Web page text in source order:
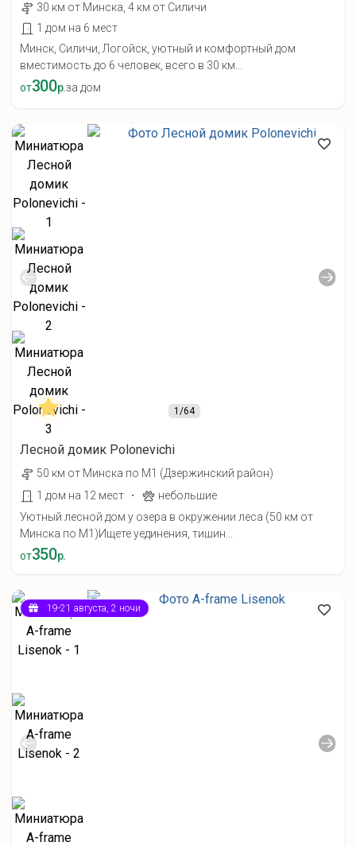
30 км от Минска, 4 км от Силичи
1 дом на 6 мест
Минск, Силичи, Логойск, уютный и комфортный дом
вместимость до 6 человек, всего в 30 км...
от300р.за дом
1/64
Лесной домик Polonevichi
50 км от Минска по М1 (Дзержинский район)
1 дом на 12 мест
·
небольшие
Уютный лесной дом у озера в окружении леса (50 км от
Минска по М1) ​Ищете уединения, тишин...
от350р.
19-21 августа, 2 ночи